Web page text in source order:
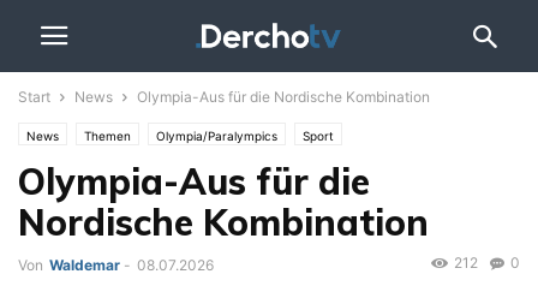
Start News Olympia-Aus für die Nordische Kombination
News Themen Olympia/Paralympics Sport
Olympia-Aus für die
Nordische Kombination
Von Waldemar - 08.07.2026 0
212